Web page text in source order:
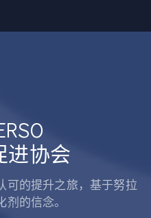
进协会
可的提升之旅，基于努拉
的信念。